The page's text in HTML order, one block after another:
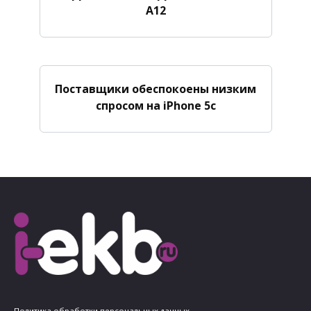
A12
Поставщики обеспокоены низким
спросом на iPhone 5c